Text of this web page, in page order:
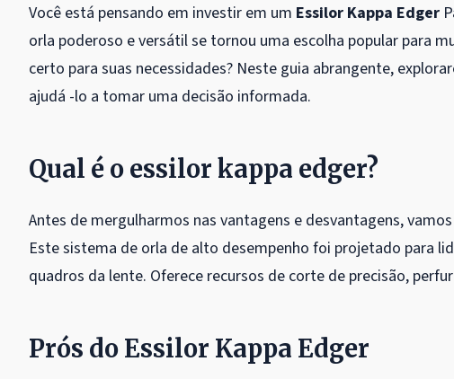
Você está pensando em investir em um Essilor Kappa Edger
orla poderoso e versátil se tornou uma escolha popular para
certo para suas necessidades? Neste guia abrangente,
ajudá -lo a tomar uma decisão informada.
Qual é o essilor kappa edger?
Antes de mergulharmos nas vantagens e desvantagens,
Este sistema de orla de alto desempenho foi projetado para
quadros da lente. Oferece recursos de corte de precisão,
Prós do Essilor Kappa Edger